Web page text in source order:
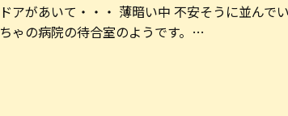
ドアがあいて・・・ 薄暗い中 不安そうに並んで
ちゃの病院の待合室のようです。…